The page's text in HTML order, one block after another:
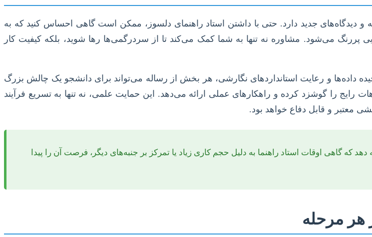
جدید دارد. حتی با داشتن استاد راهنمای دلسوز، ممکن است گاهی احساس کنید که به
پررنگ می‌شود. مشاوره نه تنها به شما کمک می‌کند تا از سردرگمی‌ها رها شوید، بلکه کیفیت کار
داده‌ها و رعایت استانداردهای نگارشی، هر بخش از رساله می‌تواند برای دانشجو یک چالش بزرگ
را گوشزد کرده و راهکارهای عملی ارائه می‌دهد. این حمایت علمی، نه تنها به تسریع فرآیند
معتبر و قابل دفاع خواهد بود.
گاهی اوقات استاد راهنما به دلیل حجم کاری زیاد یا تمرکز بر جنبه‌های دیگر، فرصت آن را پیدا
هر مرحله